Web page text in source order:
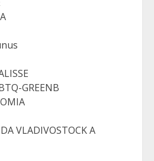
GREENB
VLADIVOSTOCK A